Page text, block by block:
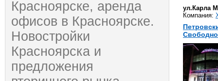
Красноярске, аренда
офисов в Красноярске.
Новостройки
Красноярска и
предложения
ул.Карла
Компания: